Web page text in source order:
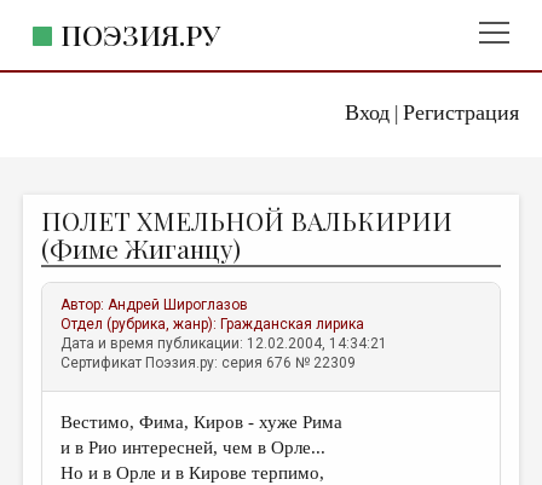
Вход| Регистрация
ПОЭЗИЯ.РУ
ЖАНРЫ
АВТОРЫ
КОММЕНТАРИИ
ЛИТСАЛОН
ПРАВИЛА САЙТА
ПОЛЕТ ХМЕЛЬНОЙ ВАЛЬКИРИИ
(Фиме Жиганцу)
Автор:Андрей Широглазов
Отдел (рубрика, жанр): Гражданская лирика
Дата и время публикации: 12.02.2004, 14:34:21
Сертификат Поэзия.ру: серия 676 № 22309
Вестимо, Фима, Киров - хуже Рима
и в Рио интересней, чем в Орле...
Но и в Орле и в Кирове терпимо,